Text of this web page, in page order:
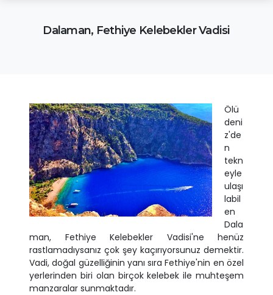
Dalaman, Fethiye Kelebekler Vadisi
Ölü
deni
z'de
n
tekn
eyle
ulaşı
labil
en
Dala
man, Fethiye Kelebekler Vadisi'ne henüz
rastlamadıysanız çok şey kaçırıyorsunuz demektir.
Vadi, doğal güzelliğinin yanı sıra Fethiye'nin en özel
yerlerinden biri olan birçok kelebek ile muhteşem
manzaralar sunmaktadır.